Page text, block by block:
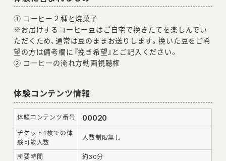
① コーヒー２種と焼菓子
※お届けするコーヒー豆はご自宅で挽きたてを楽しんでい
ただくため、通常は豆のままお送りします。挽いた豆をご希
望の方は備考欄に『挽き希望』とご記入ください。
② コーヒーの淹れ方動画視聴権
体験コンテンツ情報
体験コンテンツ番号 00020
チケット1枚での体
験可能人数
人数制限無し
所要時間 約30分